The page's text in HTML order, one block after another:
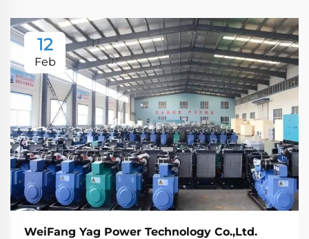
12
Feb
WeiFang Yag Power Technology Co.,Ltd.